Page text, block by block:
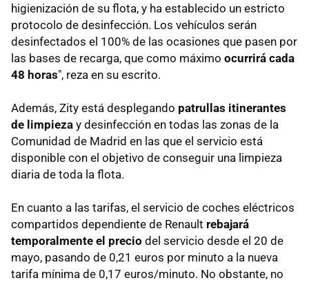
higienización de su flota, y ha establecido un estricto
protocolo de desinfección. Los vehículos serán
desinfectados el 100% de las ocasiones que pasen por
las bases de recarga, que como máximo ocurrirá cada
48 horas", reza en su escrito.
Además, Zity está desplegando patrullas itinerantes
de limpieza y desinfección en todas las zonas de la
Comunidad de Madrid en las que el servicio está
disponible con el objetivo de conseguir una limpieza
diaria de toda la flota.
En cuanto a las tarifas, el servicio de coches eléctricos
compartidos dependiente de Renault rebajará
temporalmente el precio del servicio desde el 20 de
mayo, pasando de 0,21 euros por minuto a la nueva
tarifa mínima de 0,17 euros/minuto. No obstante, no